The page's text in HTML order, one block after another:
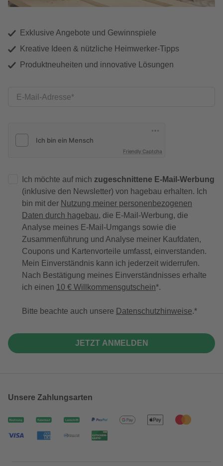
Exklusive Angebote und Gewinnspiele
Kreative Ideen & nützliche Heimwerker-Tipps
Produktneuheiten und innovative Lösungen
E-Mail-Adresse
Friendly Captcha
Ich möchte auf mich zugeschnittene E-Mail-Werbung
(inklusive den Newsletter) von hagebau erhalten. Ich
bin mit der Nutzung meiner personenbezogenen
Daten durch hagebau, die E-Mail-Werbung, die
Analyse meines E-Mail-Umgangs sowie die
Zusammenführung und Analyse meiner Kaufdaten,
Coupons und Kartenvorteile umfasst, einverstanden.
Mein Einverständnis kann ich jederzeit widerrufen.
Nach Bestätigung meines Einverständnisses erhalte
ich einen 10 € Willkommensgutschein*.
Bitte beachte auch unsere Datenschutzhinweise.
JETZT ANMELDEN
Unsere Zahlungsarten